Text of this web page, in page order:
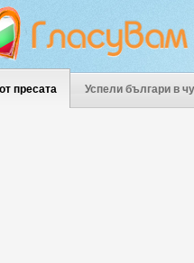
пресата Успели българи в